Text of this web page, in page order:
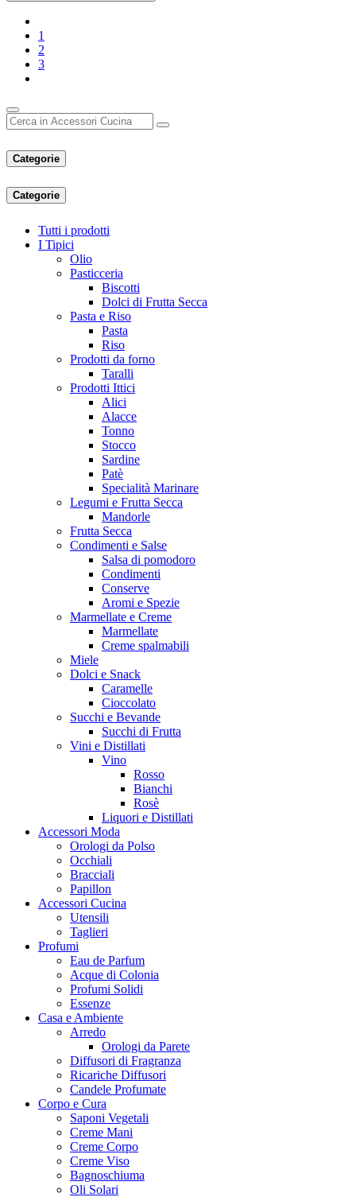
1
2
3
Categorie
Categorie
Tutti i prodotti
I Tipici
Olio
Pasticceria
Biscotti
Dolci di Frutta Secca
Pasta e Riso
Pasta
Riso
Prodotti da forno
Taralli
Prodotti Ittici
Alici
Alacce
Tonno
Stocco
Sardine
Patè
Specialità Marinare
Legumi e Frutta Secca
Mandorle
Frutta Secca
Condimenti e Salse
Salsa di pomodoro
Condimenti
Conserve
Aromi e Spezie
Marmellate e Creme
Marmellate
Creme spalmabili
Miele
Dolci e Snack
Caramelle
Cioccolato
Succhi e Bevande
Succhi di Frutta
Vini e Distillati
Vino
Rosso
Bianchi
Rosè
Liquori e Distillati
Accessori Moda
Orologi da Polso
Occhiali
Bracciali
Papillon
Accessori Cucina
Utensili
Taglieri
Profumi
Eau de Parfum
Acque di Colonia
Profumi Solidi
Essenze
Casa e Ambiente
Arredo
Orologi da Parete
Diffusori di Fragranza
Ricariche Diffusori
Candele Profumate
Corpo e Cura
Saponi Vegetali
Creme Mani
Creme Corpo
Creme Viso
Bagnoschiuma
Oli Solari